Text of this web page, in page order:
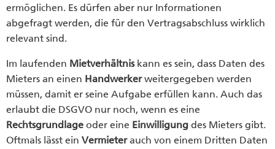
ermöglichen. Es dürfen aber nur Informationen
abgefragt werden, die für den Vertragsabschluss wirklich
relevant sind.
Im laufenden Mietverhältniskann es sein, dass Daten des
Mieters an einen Handwerkerweitergegeben werden
müssen, damit er seine Aufgabe erfüllen kann. Auch das
erlaubt die DSGVO nur noch, wenn es eine
Rechtsgrundlage oder eine Einwilligung des Mieters gibt.
Oftmals lässt ein Vermieterauch von einem Dritten Daten